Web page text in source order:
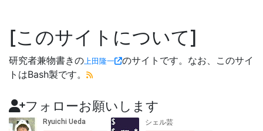
このサイトについて
研究者兼物書きの上田隆一
のサイトです。なお、このサイ
トはBash製です。
フォローお願いします